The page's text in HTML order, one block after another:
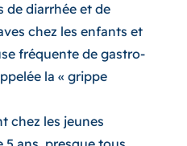
de diarrhée et de
chez les enfants et
fréquente de gastro-
la « grippe
chez les jeunes